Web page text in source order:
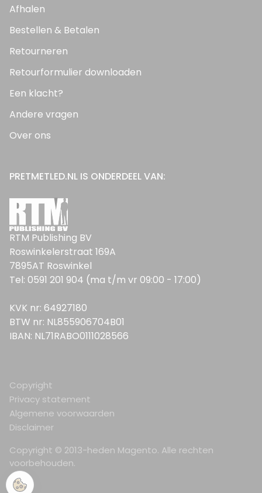
Afhalen
Bestellen & Betalen
Retourneren
Retourformulier downloaden
Een klacht?
Andere vragen
Over ons
PRETMETLED.NL IS ONDERDEEL VAN:
RTM Publishing BV
Roswinkelerstraat 169A
7895AT Roswinkel
Tel: 0591 201 904 (ma t/m vr 09:00 - 17:00)
KVK nr: 64927180
BTW nr: NL855906704B01
IBAN: NL71RABO0111028566
Copyright © 2013-heden Magento. Alle rechten
voorbehouden.
Copyright
Privacy statement
Algemene voorwaarden
Disclaimer